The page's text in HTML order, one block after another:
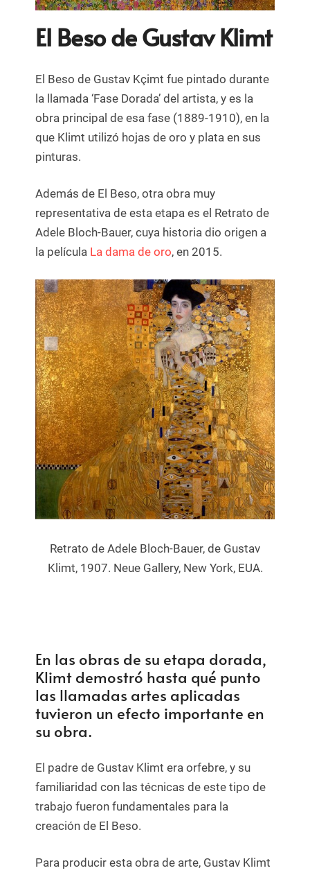
El Beso de Gustav Klimt
El Beso de Gustav Kçimt fue pintado durante
la llamada ‘Fase Dorada’ del artista, y es la
obra principal de esa fase (1889-1910), en la
que Klimt utilizó hojas de oro y plata en sus
pinturas.
Además de El Beso, otra obra muy
representativa de esta etapa es el Retrato de
Adele Bloch-Bauer, cuya historia dio origen a
la película La dama de oro, en 2015.
Retrato de Adele Bloch-Bauer, de Gustav
Klimt, 1907. Neue Gallery, New York, EUA.
En las obras de su etapa dorada,
Klimt demostró hasta qué punto
las llamadas artes aplicadas
tuvieron un efecto importante en
su obra.
El padre de Gustav Klimt era orfebre, y su
familiaridad con las técnicas de este tipo de
trabajo fueron fundamentales para la
creación de El Beso.
Para producir esta obra de arte, Gustav Klimt